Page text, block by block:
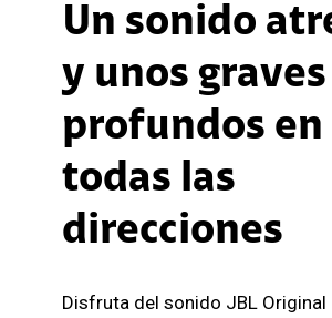
Un sonido
y unos graves
profundos en
todas las
direcciones
Disfruta del sonido JBL Original